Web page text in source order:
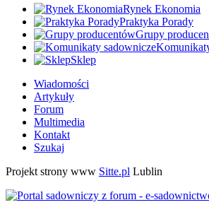
Rynek Ekonomia
Praktyka Porady
Grupy
Sklep
Wiadomości
Artykuły
Forum
Multimedia
Kontakt
Szukaj
Projekt strony www Sitte.pl Lublin